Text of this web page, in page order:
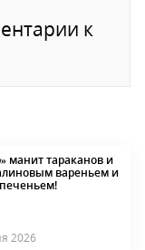
к
манит тараканов и
вареньем и
2026